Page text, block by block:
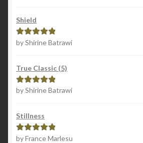
Shield
Rated5out
by Shirine Batrawi
True Classic (5)
Rated5out
by Shirine Batrawi
Stillness
Rated5out
by France Marlesu